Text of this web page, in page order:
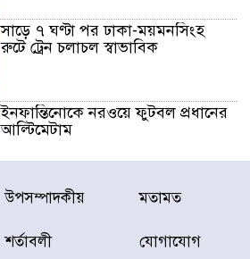
সাড়ে ৭ ঘণ্টা পর ঢাকা-ময়মনসিংহ
রুটে ট্রেন চলাচল স্বাভাবিক
ইনফান্তিনোকে নরওয়ে ফুটবল প্রধানের
আল্টিমেটাম
দেশে ভারি বৃষ্টির সতর্কবার্তা, ১০
উপসম্পাদকীয় মতামত
শর্তাবলী যোগাযোগ